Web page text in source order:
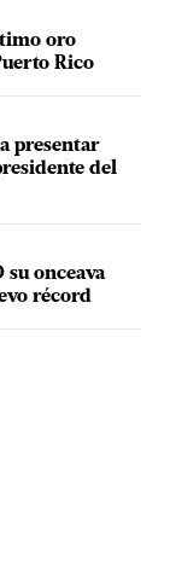
oro
Rico
presentar
del
su onceava
récord